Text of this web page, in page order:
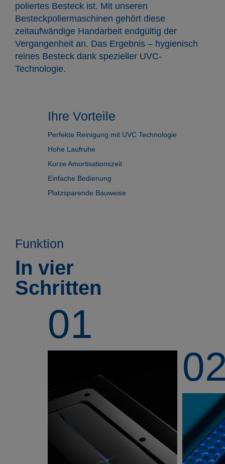
poliertes Besteck ist. Mit unseren
Besteckpoliermaschinen gehört diese
zeitaufwändige Handarbeit endgültig der
Vergangenheit an. Das Ergebnis – hygienisch
reines Besteck dank spezieller UVC-
Technologie.
Ihre Vorteile
Perfekte Reinigung mit UVC Technologie
Hohe Laufruhe
Kurze Amortisationszeit
Einfache Bedienung
Platzsparende Bauweise
Funktion
In vier
Schritten
01